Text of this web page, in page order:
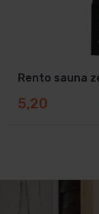
Rento sauna
5,20